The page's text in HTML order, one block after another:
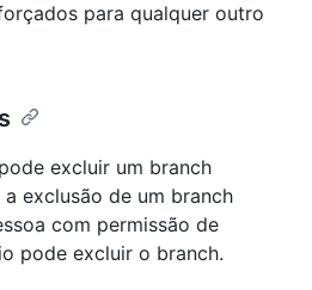
para qualquer outro
excluir um branch
exclusão de um branch
com permissão de
pode excluir o branch.